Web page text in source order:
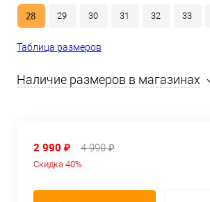
28 29 30 31 32 33
Таблица размеров
Наличие размеров в магазинах
2 990 ₽ 4 990 ₽
Скидка 40%